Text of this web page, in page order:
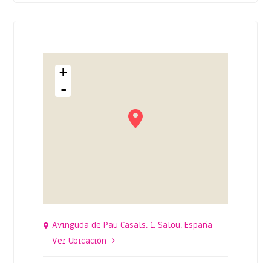
+
-
Avinguda de Pau Casals, 1, Salou, España
Ver Ubicación